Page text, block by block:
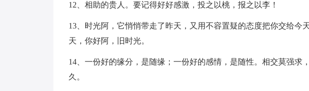
12、相助的贵人。要记得好好感激，投之以桃，报之以李！
13、时光阿，它悄悄带走了昨天，又用不容置疑的态度把你交给今
天，你好阿，旧时光。
14、一份好的缘分，是随缘；一份好的感情，是随性。相交莫强求
久。